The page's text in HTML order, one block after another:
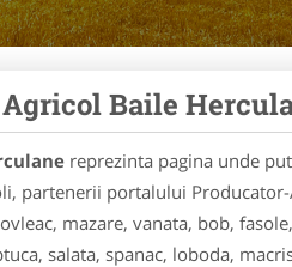
Baile
reprezinta pagina unde
partenerii portalului
mazare, vanata, bob,
salata, spanac, loboda,